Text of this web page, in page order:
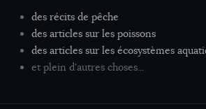
des récits de pêche
des articles sur les poissons
des articles sur les écosystèmes
et plein d'autres choses...